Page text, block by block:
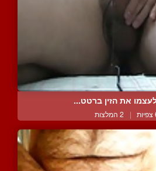
את הזין ברטט...
| 2 המלצות